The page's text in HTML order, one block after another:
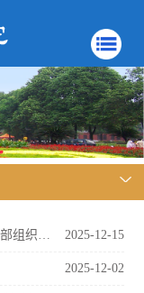
2025-12-15
2025-12-02